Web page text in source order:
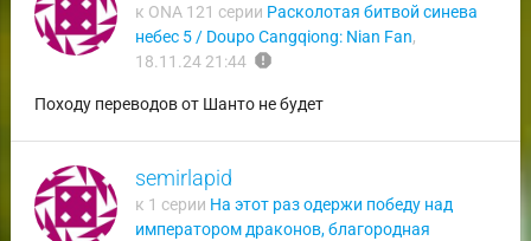
к ONA 121 серии Расколотая битвой синева
небес 5 / Doupo Cangqiong: Nian Fan,
18.11.24 21:44 report
Походу переводов от Шанто не будет
semirlapid
к 1 серии На этот раз одержи победу над
императором драконов, благородная